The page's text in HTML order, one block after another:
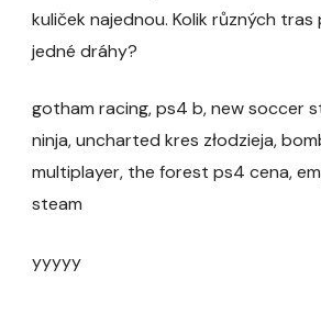
kuliček najednou. Kolik různých
jedné dráhy?
gotham racing, ps4 b, new soccer
ninja, uncharted kres złodzieja,
multiplayer, the forest ps4 cena,
steam
yyyyy